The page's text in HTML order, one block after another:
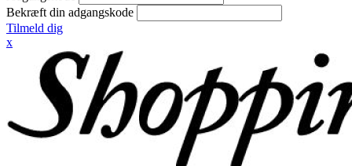
Bekræft din adgangskode
Tilmeld dig
x